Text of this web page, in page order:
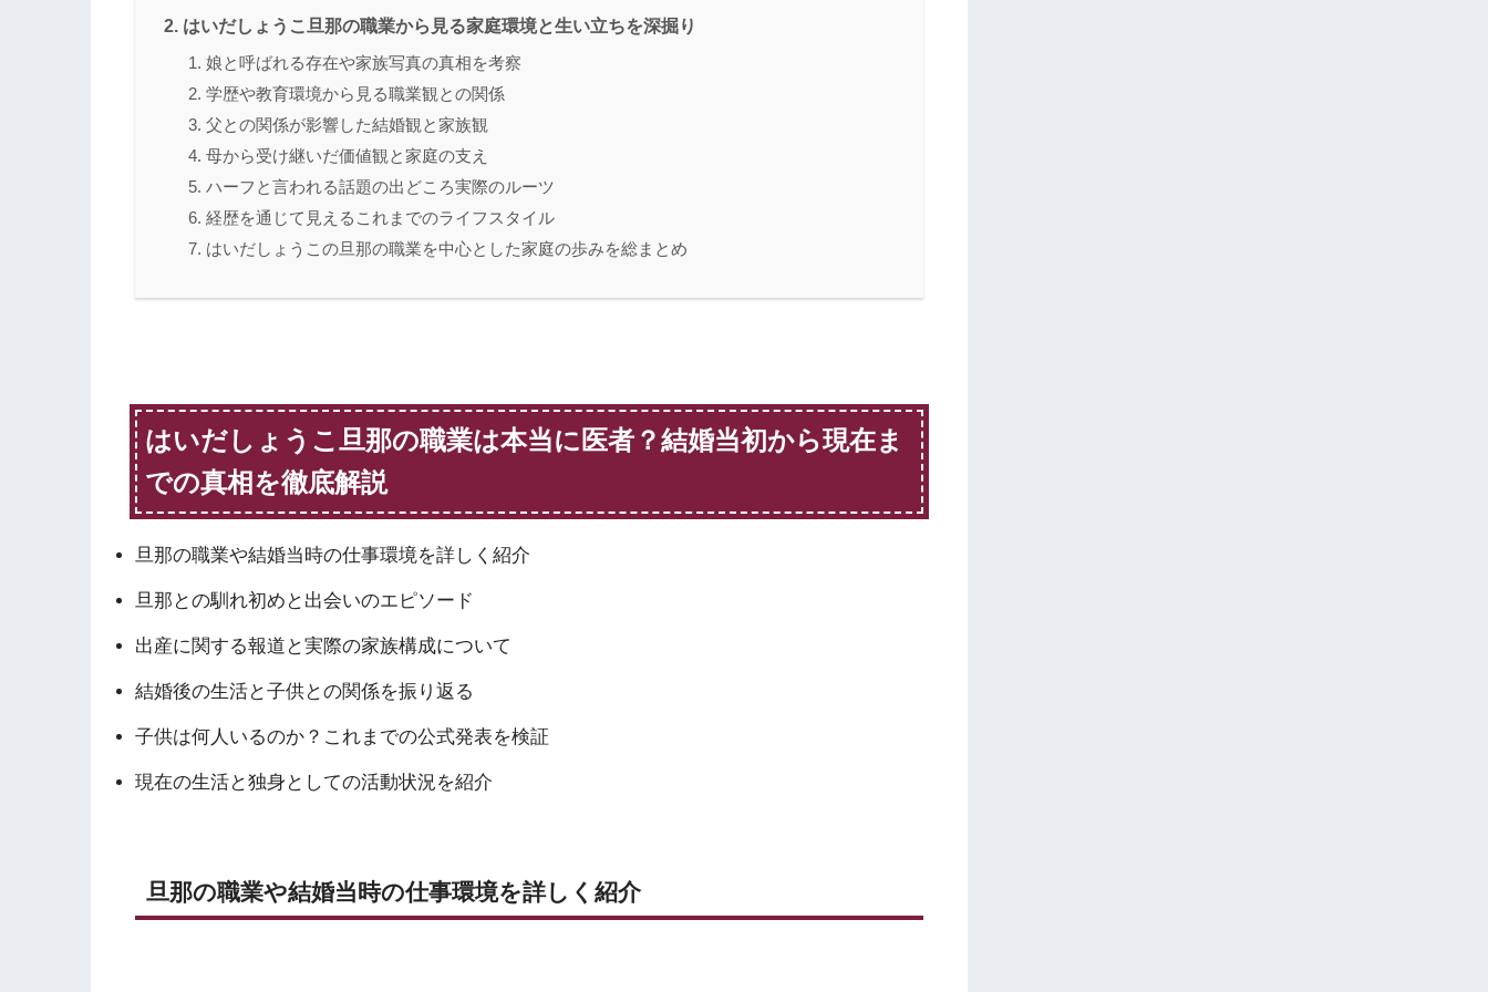
はいだしょうこ旦那の職業から見る家庭環境と生い立ちを深掘り
娘と呼ばれる存在や家族写真の真相を考察
学歴や教育環境から見る職業観との関係
父との関係が影響した結婚観と家族観
母から受け継いだ価値観と家庭の支え
ハーフと言われる話題の出どころ実際のルーツ
経歴を通じて見えるこれまでのライフスタイル
はいだしょうこの旦那の職業を中心とした家庭の歩みを総まとめ
はいだしょうこ旦那の職業は本当に医者？結婚当初から現在ま
での真相を徹底解説
旦那の職業や結婚当時の仕事環境を詳しく紹介
旦那との馴れ初めと出会いのエピソード
出産に関する報道と実際の家族構成について
結婚後の生活と子供との関係を振り返る
子供は何人いるのか？これまでの公式発表を検証
現在の生活と独身としての活動状況を紹介
旦那の職業や結婚当時の仕事環境を詳しく紹介